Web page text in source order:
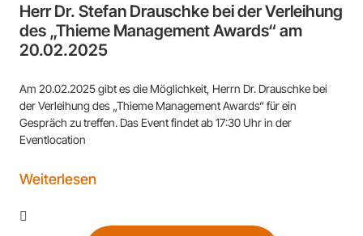
Herr Dr. Stefan Drauschke bei der Verleihung
des „Thieme Management Awards“ am
20.02.2025
Am 20.02.2025 gibt es die Möglichkeit, Herrn Dr. Drauschke bei
der Verleihung des „Thieme Management Awards“ für ein
Gespräch zu treffen. Das Event findet ab 17:30 Uhr in der
Eventlocation
Weiterlesen